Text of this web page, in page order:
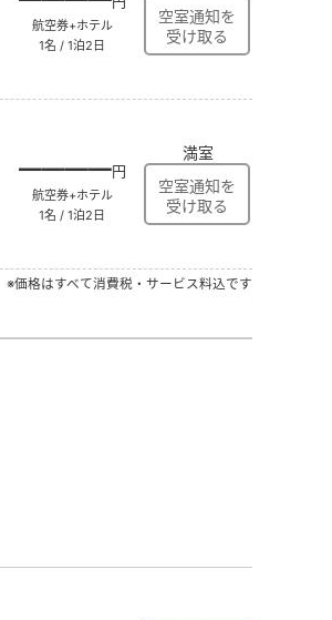
航空券+ホテル
1名 / 1泊2日
――――円
航空券+ホテル
1名 / 1泊2日
満室
※価格はすべて消費税・サービス料込です